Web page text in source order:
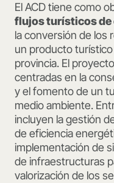
El ACD tiene como
flujos turísticos de
la conversión de los
un producto
provincia. El proyecto
centradas en la
y el fomento de un
medio ambiente.
incluyen la gestión
de eficiencia
implementación de
de infraestructuras
valorización de los